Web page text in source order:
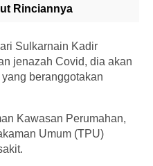
Rinciannya
Sulkarnain Kadir
jenazah Covid, dia akan
beranggotakan
Kawasan Perumahan,
Umum (TPU)